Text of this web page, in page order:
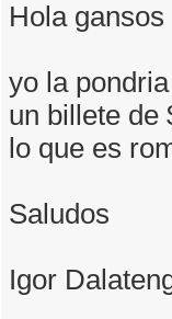
Hola gansos
yo la
un billete de
lo que es
Saludos
Igor